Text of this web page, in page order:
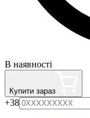
В наявності
Купити зараз
+38